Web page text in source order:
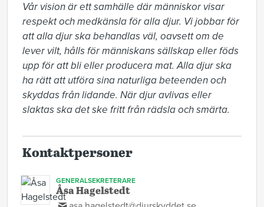
Vår vision är ett samhälle där människor visar
respekt och medkänsla för alla djur. Vi jobbar för
att alla djur ska behandlas väl, oavsett om de
lever vilt, hålls för människans sällskap eller föds
upp för att bli eller producera mat. Alla djur ska
ha rätt att utföra sina naturliga beteenden och
skyddas från lidande. När djur avlivas eller
slaktas ska det ske fritt från rädsla och smärta.
Kontaktpersoner
GENERALSEKRETERARE
Åsa Hagelstedt